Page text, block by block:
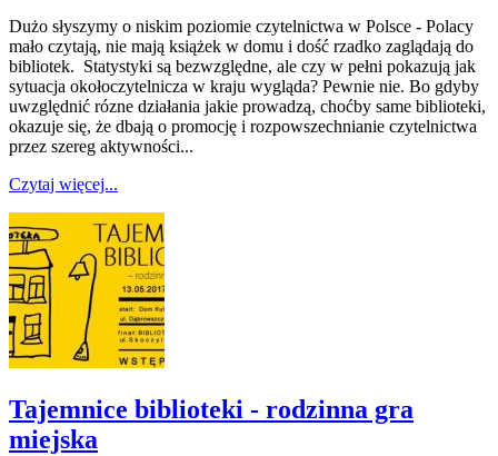
Dużo słyszymy o niskim poziomie czytelnictwa w Polsce - Polacy
mało czytają, nie mają książek w domu i dość rzadko zaglądają do
bibliotek. Statystyki są bezwzględne, ale czy w pełni pokazują jak
sytuacja okołoczytelnicza w kraju wygląda? Pewnie nie. Bo gdyby
uwzględnić rózne działania jakie prowadzą, choćby same biblioteki,
okazuje się, że dbają o promocję i rozpowszechnianie czytelnictwa
przez szereg aktywności...
Czytaj więcej...
Tajemnice biblioteki - rodzinna gra
miejska